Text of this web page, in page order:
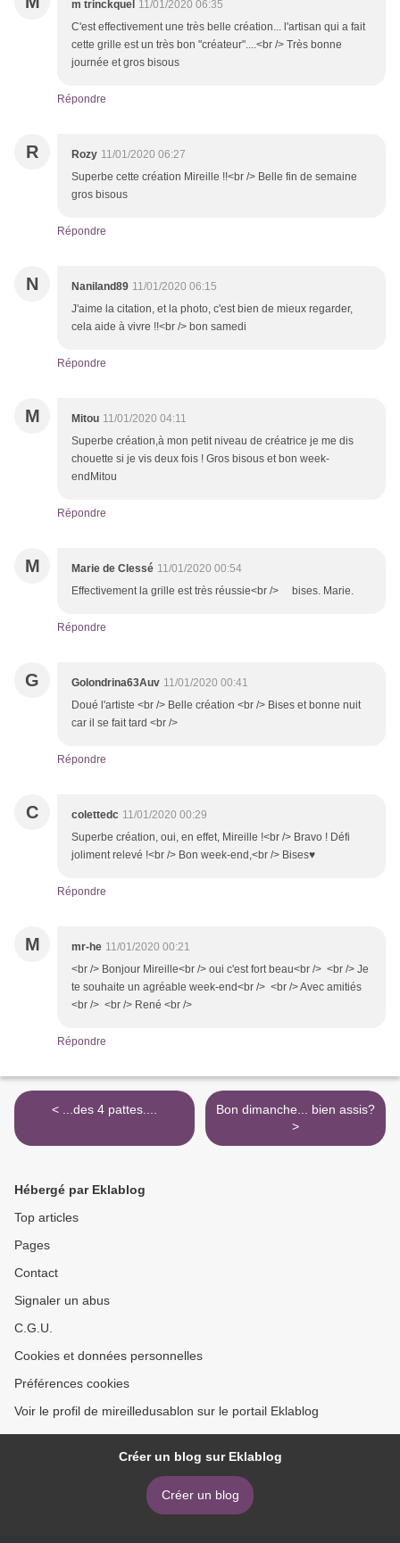
m trinckquel 11/01/2020 06:35
C'est effectivement une très belle création... l'artisan qui a fait
cette grille est un très bon "créateur"....<br /> Très bonne
journée et gros bisous
Répondre
R Rozy 11/01/2020 06:27
Superbe cette création Mireille !!<br /> Belle fin de semaine
gros bisous
Répondre
N Naniland89 11/01/2020 06:15
J'aime la citation, et la photo, c'est bien de mieux regarder,
cela aide à vivre !!<br /> bon samedi
Répondre
M Mitou 11/01/2020 04:11
Superbe création,à mon petit niveau de créatrice je me dis
chouette si je vis deux fois ! Gros bisous et bon week-
endMitou
Répondre
M Marie de Clessé 11/01/2020 00:54
Effectivement la grille est très réussie<br /> bises. Marie.
Répondre
G Golondrina63Auv 11/01/2020 00:41
Doué l'artiste <br /> Belle création <br /> Bises et bonne nuit
car il se fait tard <br />
Répondre
C colettedc 11/01/2020 00:29
Superbe création, oui, en effet, Mireille !<br /> Bravo ! Défi
joliment relevé !<br /> Bon week-end,<br /> Bises♥
Répondre
M mr-he 11/01/2020 00:21
<br /> Bonjour Mireille<br /> oui c'est fort beau<br /> <br /> Je
te souhaite un agréable week-end<br /> <br /> Avec amitiés
<br /> <br /> René <br />
Répondre
< ...des 4 pattes....
Bon dimanche... bien assis?
>
Hébergé par Eklablog
Top articles
Pages
Contact
Signaler un abus
C.G.U.
Cookies et données personnelles
Préférences cookies
Voir le profil de mireilledusablon sur le portail Eklablog
Créer un blog sur Eklablog
Créer un blog